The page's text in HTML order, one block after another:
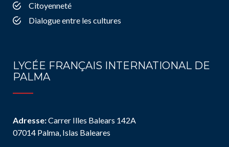
Citoyenneté
Dialogue entre les cultures
LYCÉE FRANÇAIS INTERNATIONAL DE
PALMA
Adresse:Carrer Illes Balears 142A
07014 Palma, Islas Baleares